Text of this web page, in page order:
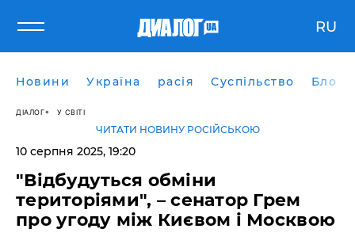
RU
Новини Україна расія Суспільство Блоги
ДІАЛОГ У СВІТІ
ЧИТАТИ НОВИНУ РОСІЙСЬКОЮ
10 серпня 2025, 19:20
"Відбудуться обміни
територіями", – сенатор Грем
про угоду між Києвом і Москвою